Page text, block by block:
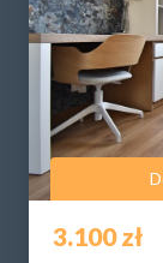
3.100 zł